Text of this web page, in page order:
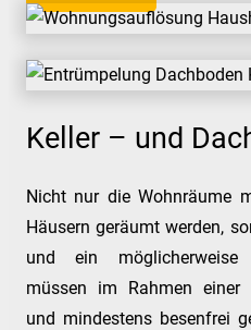
Keller – und
Nicht nur die Wohnräume
Häusern geräumt werden,
und ein möglicherweise
müssen im Rahmen einer
und mindestens besenfrei